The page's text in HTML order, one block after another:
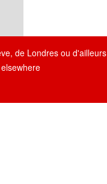
de Londres ou d'ailleurs